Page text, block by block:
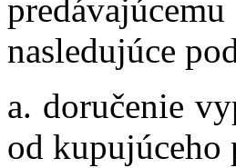
nasledujúce
a. doručenie
od kupujúceho